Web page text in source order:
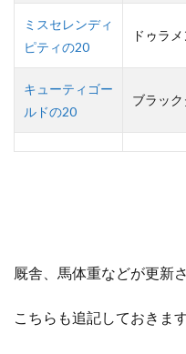
ミスセレンディ
ピティの20
ドゥラ
キューティゴー
ルドの20
ブラック
厩舎、馬体重などが更新
こちらも追記しておきま